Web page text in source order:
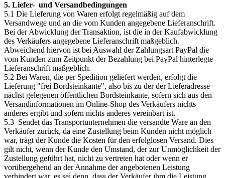
5. Liefer- und Versandbedingungen
5.1 Die Lieferung von Waren erfolgt regelmäßig auf dem
Versandwege und an die vom Kunden angegebene Lieferanschrift.
Bei der Abwicklung der Transaktion, ist die in der Kaufabwicklung
des Verkäufers angegebene Lieferanschrift maßgeblich.
Abweichend hiervon ist bei Auswahl der Zahlungsart PayPal die
vom Kunden zum Zeitpunkt der Bezahlung bei PayPal hinterlegte
Lieferanschrift maßgeblich.
5.2 Bei Waren, die per Spedition geliefert werden, erfolgt die
Lieferung "frei Bordsteinkante", also bis zu der der Lieferadresse
nächst gelegenen öffentlichen Bordsteinkante, sofern sich aus den
Versandinformationen im Online-Shop des Verkäufers nichts
anderes ergibt und sofern nichts anderes vereinbart ist.
5.3 Sendet das Transportunternehmen die versandte Ware an den
Verkäufer zurück, da eine Zustellung beim Kunden nicht möglich
war, trägt der Kunde die Kosten für den erfolglosen Versand. Dies
gilt nicht, wenn der Kunde den Umstand, der zur Unmöglichkeit der
Zustellung geführt hat, nicht zu vertreten hat oder wenn er
vorübergehend an der Annahme der angebotenen Leistung